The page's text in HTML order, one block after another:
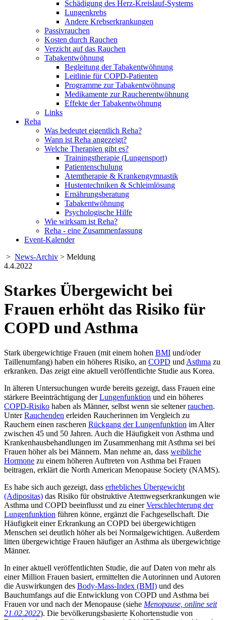
Schädigung des Herz-Kreislauf-Systems
Lungenkrebs
Andere Krebserkrankungen
Passivrauchen
Kosten durch Rauchen
Verzicht auf das Rauchen
Tabakentwöhnung
Begleitung der Tabakentwöhnung
Leitlinie für COPD-Patienten
Programme zur Tabakentwöhnung
Medikamente zur Raucherentwöhnung
Effekte der Tabakentwöhnung
Links
Reha
Was bedeutet eigentlich Reha?
Wann ist Reha angezeigt?
Welche Therapien gibt es?
Trainingstherapie (Lungensport)
Patientenschulung
Atemtherapie & Krankengymnastik
Hustentechniken & Schleimlösung
Ernährungsberatung
Tabakentwöhnung
Psychologische Hilfe
Wie wirksam ist Reha?
Reha - eine Zusammenfassung
Event-Kalender
> News-Archiv > Meldung
4.4.2022
Starkes Übergewicht bei
Frauen erhöht das Risiko für
COPD und Asthma
Stark übergewichtige Frauen (mit einem hohen BMI und/oder
Taillenumfang) haben ein höheres Risiko, an COPD und Asthma zu
erkranken. Das zeigt eine aktuell veröffentlichte Studie aus Korea.
In älteren Untersuchungen wurde bereits gezeigt, dass Frauen eine
stärkere Beeinträchtigung derLungenfunktion und ein höheres
COPD-Risiko haben als Männer, selbst wenn sie seltenerrauchen.
UnterRauchenden erleiden Raucherinnen im Vergleich zu
Rauchern einen rascheren Rückgang der Lungenfunktion im Alter
zwischen 45 und 50 Jahren. Auch die Häufigkeit von Asthma und
Krankenhausbehandlungen im Zusammenhang mit Asthma sei bei
Frauen höher als bei Männern. Man nehme an, dass weibliche
Hormone zu einem höheren Auftreten von Asthma bei Frauen
beitragen, erklärt die North American Menopause Society (NAMS).
Es habe sich auch gezeigt, dass erhebliches Übergewicht
(Adipositas) das Risiko für obstruktive Atemwegserkrankungen wie
Asthma und COPD beeinflusst und zu einerVerschlechterung der
Lungenfunktion führen könne, ergänzt die Fachgesellschaft. Die
Häufigkeit einer Erkrankung an COPD bei übergewichtigen
Menschen sei deutlich höher als bei Normalgewichtigen. Außerdem
litten übergewichtige Frauen häufiger an Asthma als übergewichtige
Männer.
In einer aktuell veröffentlichten Studie, die auf Daten von mehr als
einer Million Frauen basiert, ermittelten die Autorinnen und Autoren
die Auswirkungen des Body-Mass-Index (BMI) und des
Bauchumfangs auf die Entwicklung von COPD und Asthma bei
Frauen vor und nach der Menopause (siehe Menopause, online seit
21.02.2022). Die bevölkerungsbasierte Kohortenstudie von